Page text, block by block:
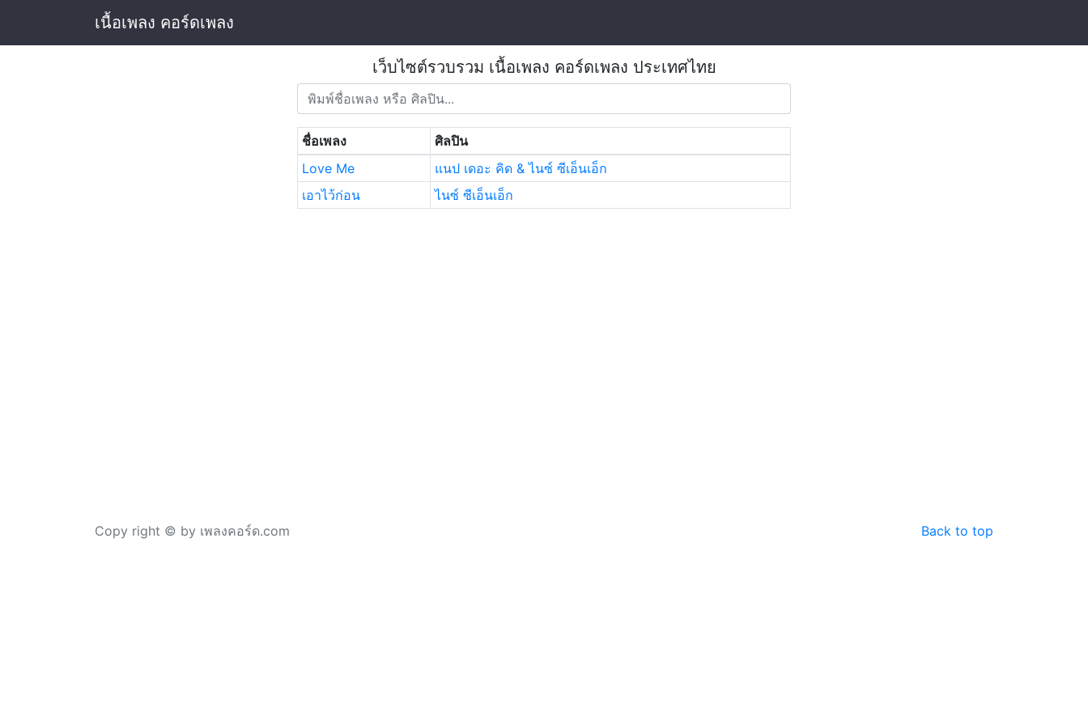
เนื้อเพลง คอร์ดเพลง
เว็บไซต์รวบรวม เนื้อเพลง คอร์ดเพลง ประเทศไทย
ชื่อเพลง
ศิลปิน
Love Me
แนป เดอะ คิด & ไนซ์ ซีเอ็นเอ็ก
เอาไว้ก่อน
ไนซ์ ซีเอ็นเอ็ก
Back to top
Copy right © by เพลงคอร์ด.com